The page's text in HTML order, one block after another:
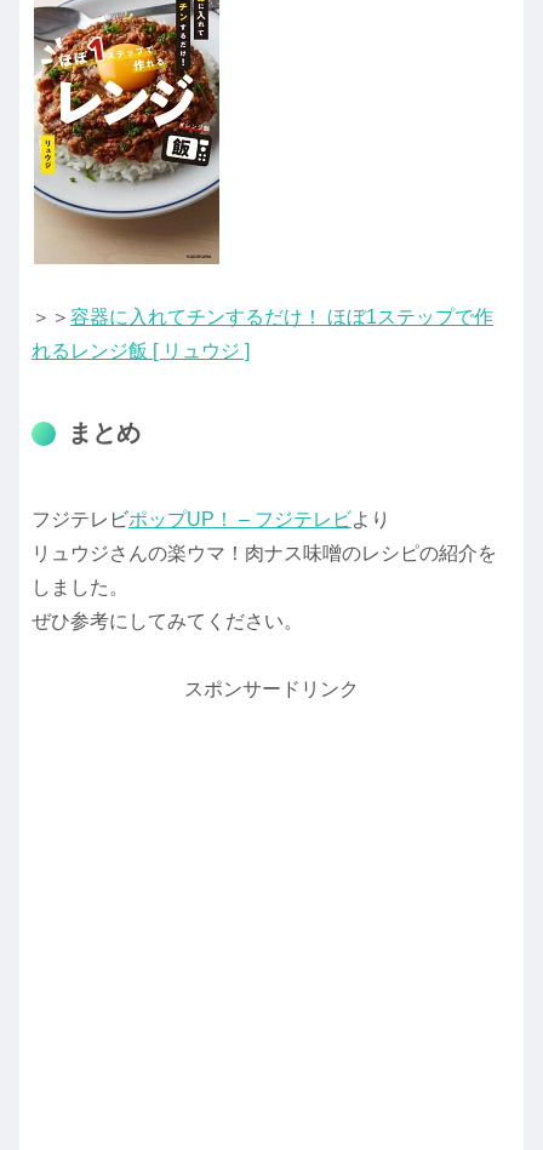
＞＞ 容器に入れてチンするだけ！ ほぼ1ステップで作
れるレンジ飯 [ リュウジ ]
まとめ
フジテレビポップUP！ – フジテレビより
リュウジさんの楽ウマ！肉ナス味噌のレシピの紹介を
しました。
ぜひ参考にしてみてください。
スポンサードリンク